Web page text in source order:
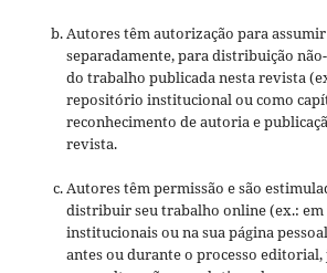
Autores têm autorização para
separadamente, para distribuição
do trabalho publicada nesta revista
repositório institucional ou como
reconhecimento de autoria e
revista.
Autores têm permissão e são
distribuir seu trabalho online (ex.:
institucionais ou na sua página
antes ou durante o processo editorial,